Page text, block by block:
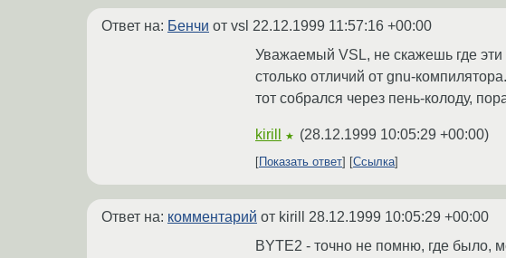
Ответ на: Бенчи от vsl 22.12.1999 11:57:16 +00:00
Уважаемый VSL, не скажешь где
столько отличий от gnu-
тот собрался через пень-колоду,
kirill ★ (28.12.1999 10:05:29 +00:00)
Показать ответ Ссылка
Ответ на: комментарий от kirill 28.12.1999 10:05:29 +00:00
BYTE2 - точно не помню, где было,